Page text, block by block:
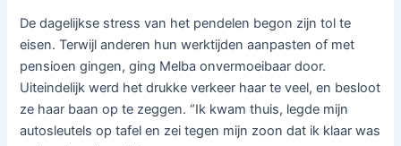
De dagelijkse stress van het pendelen begon zijn tol te
eisen. Terwijl anderen hun werktijden aanpasten of met
pensioen gingen, ging Melba onvermoeibaar door.
Uiteindelijk werd het drukke verkeer haar te veel, en besloot
ze haar baan op te zeggen. “Ik kwam thuis, legde mijn
autosleutels op tafel en zei tegen mijn zoon dat ik klaar was